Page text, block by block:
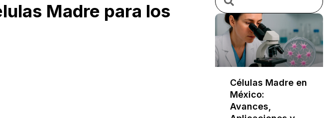
Madre para los
Células Madre en
México:
Avances,